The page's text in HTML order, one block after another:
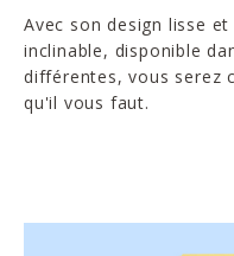
Avec son design lisse
inclinable, disponible
différentes, vous serez
qu'il vous faut.